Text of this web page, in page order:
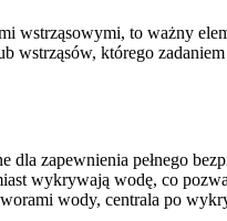
wstrząsowymi, to ważny
którego
dla zapewnienia pełnego
wykrywają wodę, co
wody, centrala po